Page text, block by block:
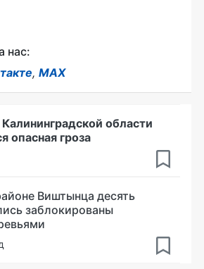
нас:
, MAX
области
опасная гроза
Виштынца десять
заблокированы